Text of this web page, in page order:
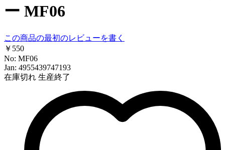
ー MF06
この商品の最初のレビューを書く
￥550
No: MF06
Jan: 4955439747193
在庫切れ 生産終了